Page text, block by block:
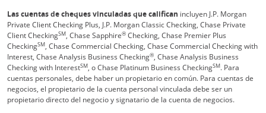
Las cuentas de cheques vinculadas que califican incluyen J.P. Morgan
Private Client Checking Plus, J.P. Morgan Classic Checking, Chase Private
Client CheckingSM, Chase Sapphire® Checking, Chase Premier Plus
CheckingSM, Chase Commercial Checking, Chase Commercial Checking with
Interest, Chase Analysis Business Checking®, Chase Analysis Business
Checking with InterestSM, o Chase Platinum Business CheckingSM. Para
cuentas personales, debe haber un propietario en común. Para cuentas de
negocios, el propietario de la cuenta personal vinculada debe ser un
propietario directo del negocio y signatario de la cuenta de negocios.